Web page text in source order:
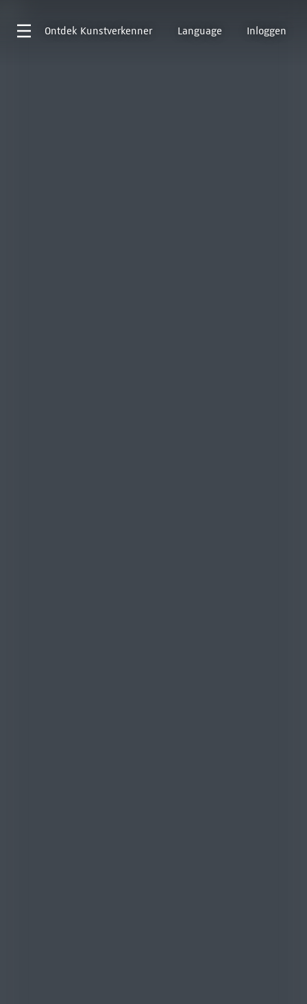
Ontdek Kunstverkenner Language Inloggen